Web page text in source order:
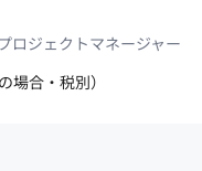
ロジェクトマネージャー
合・税別）